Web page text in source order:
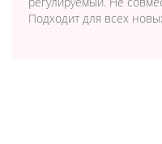
Подходит для всех